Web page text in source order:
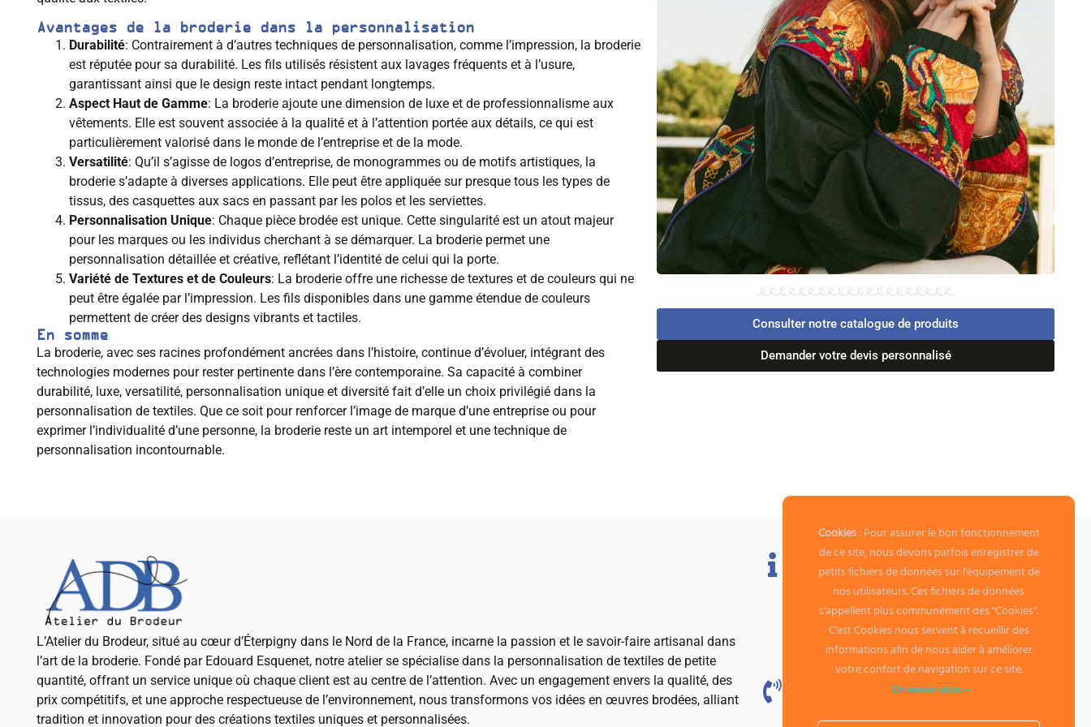
Avantages de la broderie dans la personnalisation
Durabilité: Contrairement à d’autres techniques de personnalisation, comme l’impression, la broderie
est réputée pour sa durabilité. Les fils utilisés résistent aux lavages fréquents et à l’usure,
garantissant ainsi que le design reste intact pendant longtemps.
Aspect Haut de Gamme: La broderie ajoute une dimension de luxe et de professionnalisme aux
vêtements. Elle est souvent associée à la qualité et à l’attention portée aux détails, ce qui est
particulièrement valorisé dans le monde de l’entreprise et de la mode.
Versatilité: Qu’il s’agisse de logos d’entreprise, de monogrammes ou de motifs artistiques, la
broderie s’adapte à diverses applications. Elle peut être appliquée sur presque tous les types de
tissus, des casquettes aux sacs en passant par les polos et les serviettes.
Personnalisation Unique: Chaque pièce brodée est unique. Cette singularité est un atout majeur
pour les marques ou les individus cherchant à se démarquer. La broderie permet une
personnalisation détaillée et créative, reflétant l’identité de celui qui la porte.
Variété de Textures et de Couleurs: La broderie offre une richesse de textures et de couleurs qui ne
peut être égalée par l’impression. Les fils disponibles dans une gamme étendue de couleurs
permettent de créer des designs vibrants et tactiles.
En somme
La broderie, avec ses racines profondément ancrées dans l’histoire, continue d’évoluer, intégrant des
technologies modernes pour rester pertinente dans l’ère contemporaine. Sa capacité à combiner
durabilité, luxe, versatilité, personnalisation unique et diversité fait d’elle un choix privilégié dans la
personnalisation de textiles. Que ce soit pour renforcer l’image de marque d’une entreprise ou pour
exprimer l’individualité d’une personne, la broderie reste un art intemporel et une technique de
personnalisation incontournable.
Consulter notre catalogue de produits
Demander votre devis personnalisé
L’Atelier du Brodeur, situé au cœur d’Éterpigny dans le Nord de la France, incarne la passion et le savoir-faire artisanal dans
l’art de la broderie. Fondé par Edouard Esquenet, notre atelier se spécialise dans la personnalisation de textiles de petite
quantité, offrant un service unique où chaque client est au centre de l’attention. Avec un engagement envers la qualité, des
prix compétitifs, et une approche respectueuse de l’environnement, nous transformons vos idées en œuvres brodées, alliant
tradition et innovation pour des créations textiles uniques et personnalisées.
Information
Mentions légales
Conditions générales de ventes
Paramètres Cookie
Gestion de mes données
Cookies: Pour assurer le bon fonctionnement
de ce site, nous devons parfois enregistrer de
petits fichiers de données sur l'équipement de
nos utilisateurs. Ces fichiers de données
s'appellent plus communément des "Cookies".
C'est Cookies nous servent à recueillir des
informations afin de nous aider à améliorer
votre confort de navigation sur ce site.
En savoir plus